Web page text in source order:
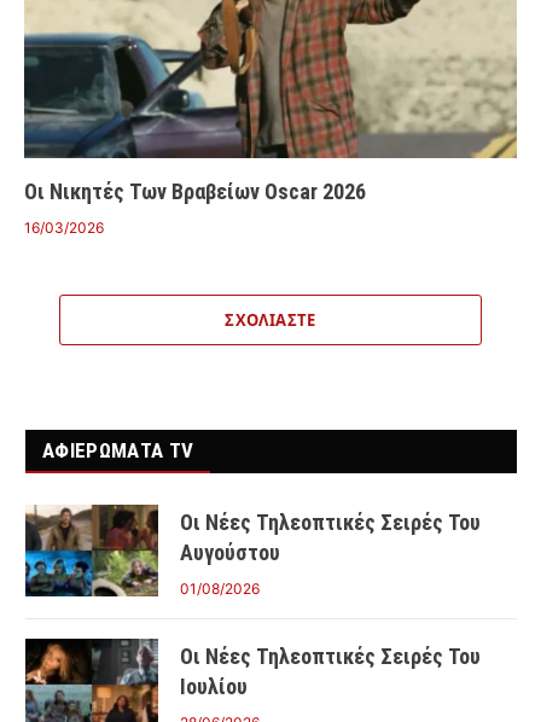
Οι Νικητές Των Βραβείων Oscar 2026
16/03/2026
ΣΧΟΛΙΆΣΤΕ
ΑΦΙΕΡΩΜΑΤΑ TV
Οι Νέες Τηλεοπτικές Σειρές Του
Αυγούστου
01/08/2026
Οι Νέες Τηλεοπτικές Σειρές Του
Ιουλίου